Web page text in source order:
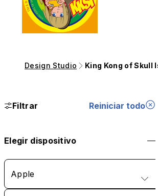
Design Studio King Kong of Skull
Filtrar Reiniciar todo
Elegir dispositivo
Apple